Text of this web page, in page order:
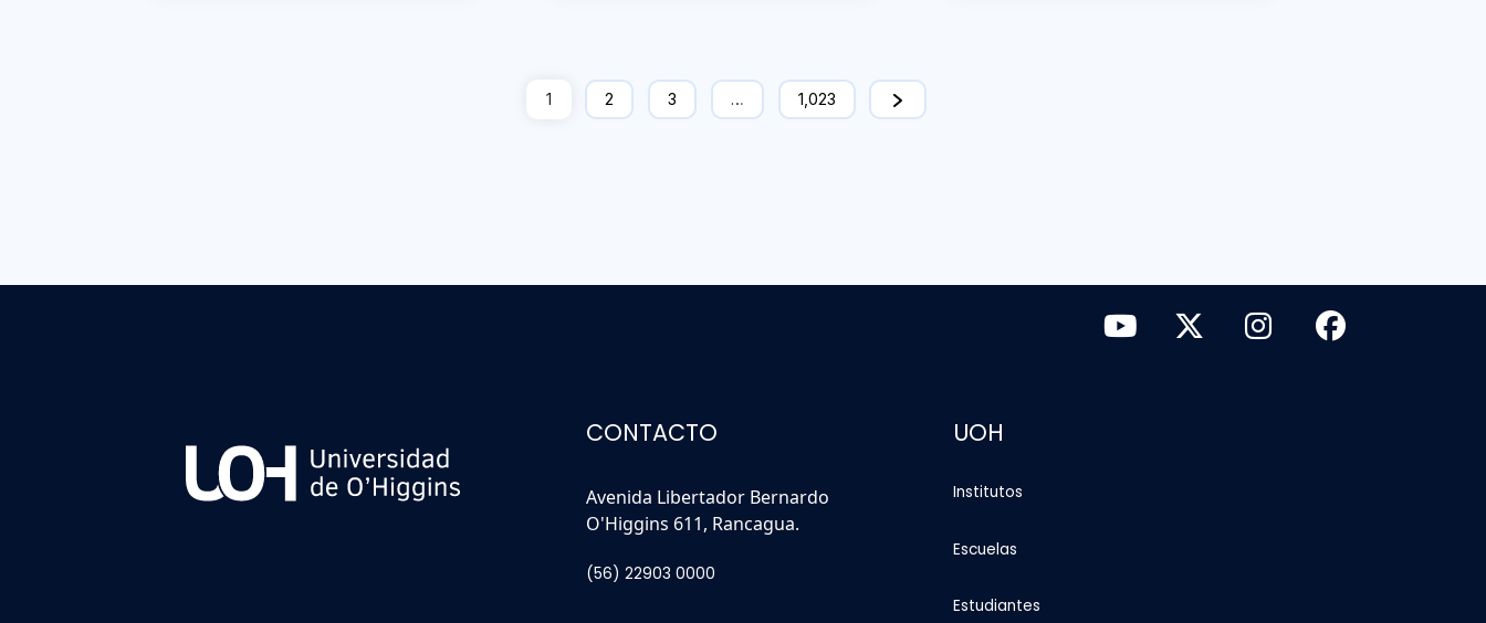
1 2 3 … 1,023
CONTACTO
Avenida Libertador Bernardo
O'Higgins 611, Rancagua.
(56) 22903 0000
UOH
Institutos
Escuelas
Estudiantes